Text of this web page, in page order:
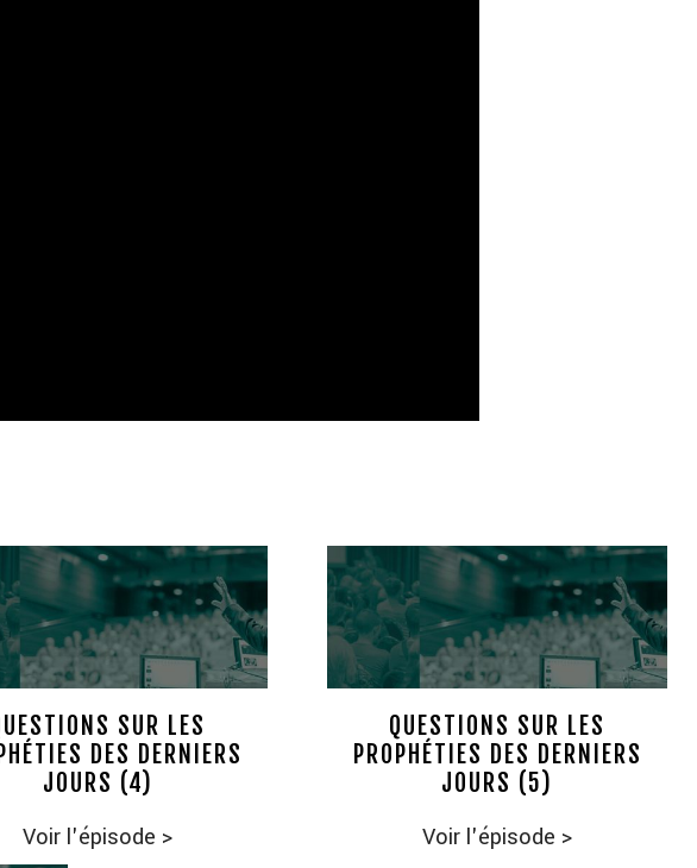
SUR LES
DES DERNIERS
JOURS (4)
Voir l'épisode >
QUESTIONS SUR LES
PROPHÉTIES DES DERNIERS
JOURS (5)
Voir l'épisode >